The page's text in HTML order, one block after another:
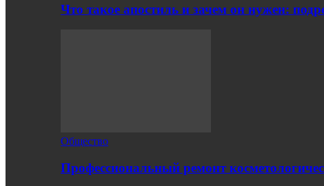
Что такое апостиль и зачем он нужен:
Общество
Профессиональный ремонт